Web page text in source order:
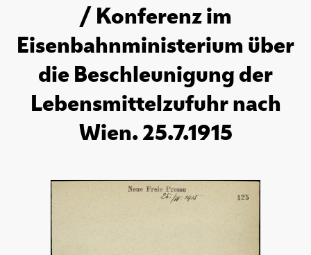
/ Konferenz im
Eisenbahnministerium über
die Beschleunigung der
Lebensmittelzufuhr nach
Wien. 25.7.1915